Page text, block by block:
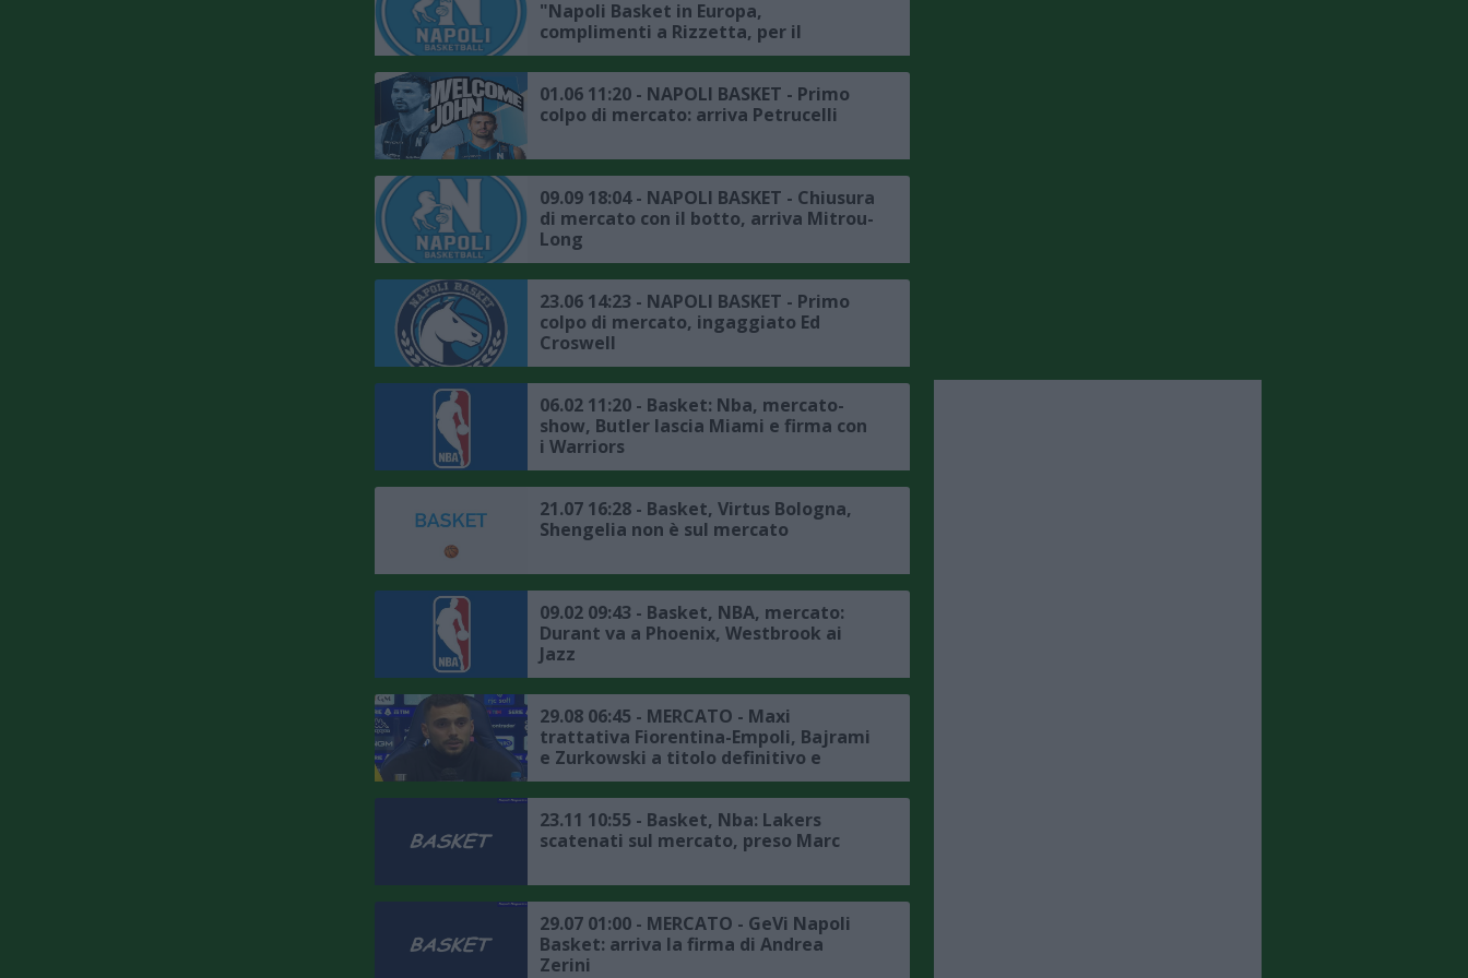
"Napoli Basket in Europa,
complimenti a Rizzetta, per il
mercato gli azzurri mettono nel
mirino Spissu"
01.06 11:20 - NAPOLI BASKET - Primo
colpo di mercato: arriva Petrucelli
09.09 18:04 - NAPOLI BASKET - Chiusura
di mercato con il botto, arriva Mitrou-
Long
23.06 14:23 - NAPOLI BASKET - Primo
colpo di mercato, ingaggiato Ed
Croswell
06.02 11:20 - Basket: Nba, mercato-
show, Butler lascia Miami e firma con
i Warriors
21.07 16:28 - Basket, Virtus Bologna,
Shengelia non è sul mercato
09.02 09:43 - Basket, NBA, mercato:
Durant va a Phoenix, Westbrook ai
Jazz
29.08 06:45 - MERCATO - Maxi
trattativa Fiorentina-Empoli, Bajrami
e Zurkowski a titolo definitivo e
Kouamè in prestito
23.11 10:55 - Basket, Nba: Lakers
scatenati sul mercato, preso Marc
29.07 01:00 - MERCATO - GeVi Napoli
Basket: arriva la firma di Andrea
Zerini